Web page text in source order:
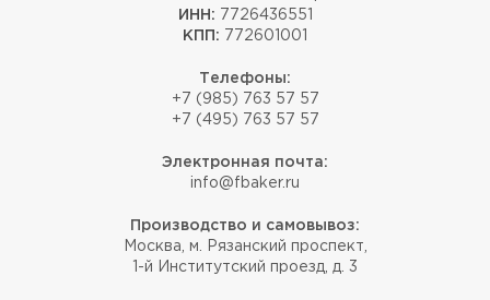
ИНН: 7726436551
КПП: 772601001
Телефоны:
+7 (985) 763 57 57
+7 (495) 763 57 57
Электронная почта:
info@fbaker.ru
Производство и самовывоз:
Москва, м. Рязанский проспект,
1-й Институтский проезд, д. 3